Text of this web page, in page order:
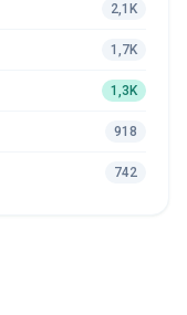
2,1K
1,7K
1,3K
918
742